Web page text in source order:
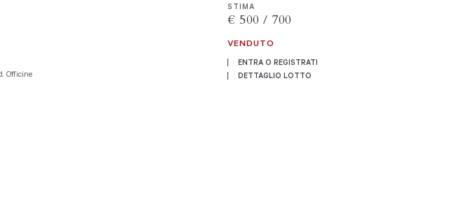
STIMA
€ 500 / 700
VENDUTO
ENTRA O REGISTRATI
DETTAGLIO LOTTO